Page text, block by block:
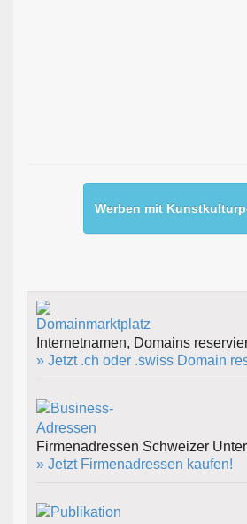
Werben mit
Internetnamen, Domains
» Jetzt .ch oder .swiss Domain
Firmenadressen Schweizer
» Jetzt Firmenadressen kaufen!